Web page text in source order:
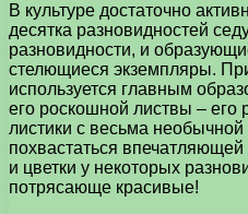
В культуре достаточно
десятка разновидностей
разновидности, и
стелющиеся экземпляры.
используется главным
его роскошной листвы –
листики с весьма необычной
похвастаться
и цветки у некоторых
потрясающе красивые!